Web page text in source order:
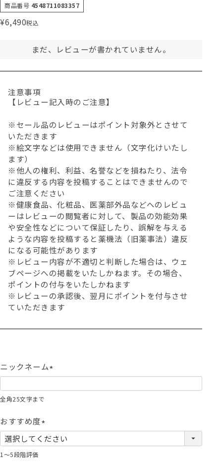
商品番号 4548711083357
¥6,490税込
まだ、レビューが書かれていません。
注意事項
【レビュー記入時のご注意】
※セール品のレビューはポイント対象外とさせて
いただきます
※絵文字などは使用できません（文字化けいたし
ます）
※他人の権利、利益、名誉などを損ねたり、法令
に違反する内容を投稿することはできませんので
ご注意ください
※健康食品、化粧品、医薬部外品などへのレビュ
ーはレビューの閲覧者に対して、製品の効能効果
や安全性などについて保証したり、誤解を与える
ような内容を投稿すると薬機法（旧薬事法）違反
になる可能性があります
※レビュー内容が不適切と判断した場合は、ウェ
ブページへの掲載をいたしかねます。その場合、
ポイントの付与をいたしかねます
※レビューの承認後、翌月にポイントを付与させ
ていただきます
ニックネーム
必
全角25文字まで
おすすめ度
(
必
1～5段階評価